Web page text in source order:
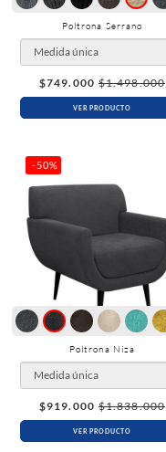
Poltrona Serrano
$749.000 $1.498.000
VER PRODUCTO
-50%
Poltrona Niza
$919.000 $1.838.000
VER PRODUCTO